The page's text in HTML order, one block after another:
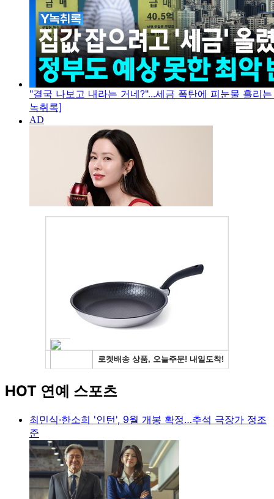
"결국 나보고 내라는 거네?"...세금 폭탄에 피눈물 흘리
녹취록]
HOT 연예 스포츠
최민식·한소희 '인턴', 9월 개봉 확정…추석 극장가 정조
준